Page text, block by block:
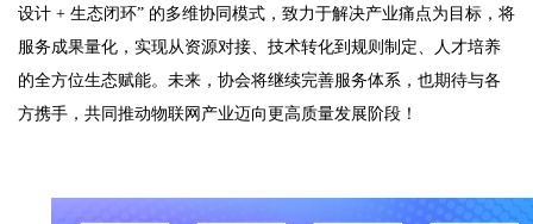
设计 + 生态闭环” 的多维协同模式，致力于解决产业痛点为目标，将
服务成果量化，实现从资源对接、技术转化到规则制定、人才培养
的全方位生态赋能。未来，协会将继续完善服务体系，也期待与各
方携手，共同推动物联网产业迈向更高质量发展阶段！